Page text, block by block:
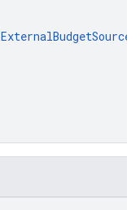
ExternalBudgetSource